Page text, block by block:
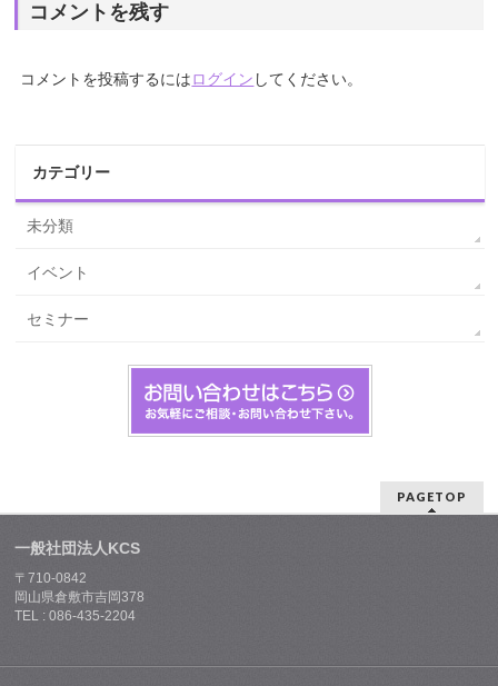
コメントを残す
コメントを投稿するにはログイン してください。
カテゴリー
未分類
イベント
セミナー
PAGETOP
一般社団法人KCS
〒710-0842
岡山県倉敷市吉岡378
TEL : 086-435-2204